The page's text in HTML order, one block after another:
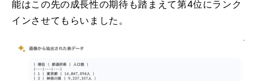
能はこの先の成長性の期待も踏まえて第4位にランク
インさせてもらいました。